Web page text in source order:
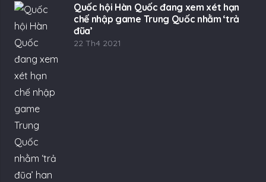
Quốc hội Hàn Quốc đang xem xét hạn
chế nhập game Trung Quốc nhằm ‘trả
đũa’
22 Th4 2021